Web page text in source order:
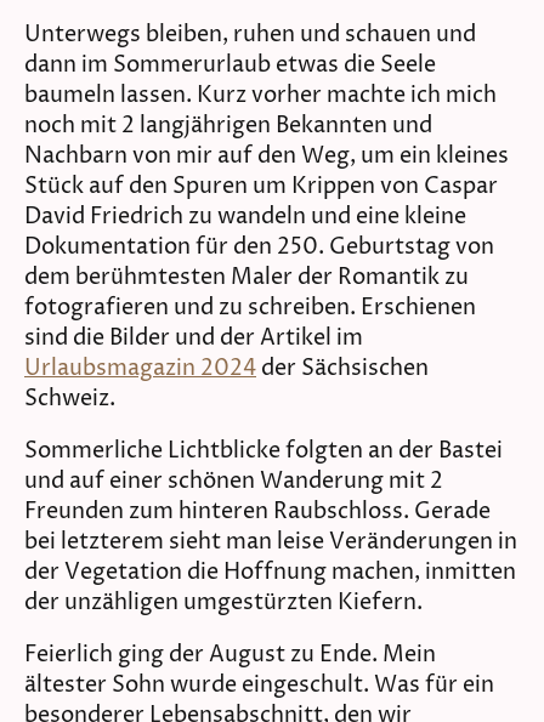
Unterwegs bleiben, ruhen und schauen und
dann im Sommerurlaub etwas die Seele
baumeln lassen. Kurz vorher machte ich mich
noch mit 2 langjährigen Bekannten und
Nachbarn von mir auf den Weg, um ein kleines
Stück auf den Spuren um Krippen von Caspar
David Friedrich zu wandeln und eine kleine
Dokumentation für den 250. Geburtstag von
dem berühmtesten Maler der Romantik zu
fotografieren und zu schreiben. Erschienen
sind die Bilder und der Artikel im
Urlaubsmagazin 2024 der Sächsischen
Schweiz.
Sommerliche Lichtblicke folgten an der Bastei
und auf einer schönen Wanderung mit 2
Freunden zum hinteren Raubschloss. Gerade
bei letzterem sieht man leise Veränderungen in
der Vegetation die Hoffnung machen, inmitten
der unzähligen umgestürzten Kiefern.
Feierlich ging der August zu Ende. Mein
ältester Sohn wurde eingeschult. Was für ein
besonderer Lebensabschnitt, den wir